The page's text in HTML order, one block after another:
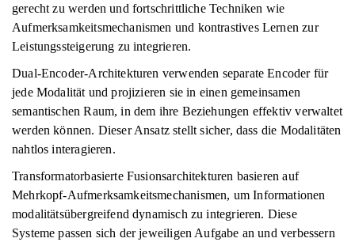
gerecht zu werden und fortschrittliche Techniken wie
Aufmerksamkeitsmechanismen und kontrastives Lernen zur
Leistungssteigerung zu integrieren.
Dual-Encoder-Architekturen verwenden separate Encoder für
jede Modalität und projizieren sie in einen gemeinsamen
semantischen Raum, in dem ihre Beziehungen effektiv verwaltet
werden können. Dieser Ansatz stellt sicher, dass die Modalitäten
nahtlos interagieren.
Transformatorbasierte Fusionsarchitekturen basieren auf
Mehrkopf-Aufmerksamkeitsmechanismen, um Informationen
modalitätsübergreifend dynamisch zu integrieren. Diese
Systeme passen sich der jeweiligen Aufgabe an und verbessern